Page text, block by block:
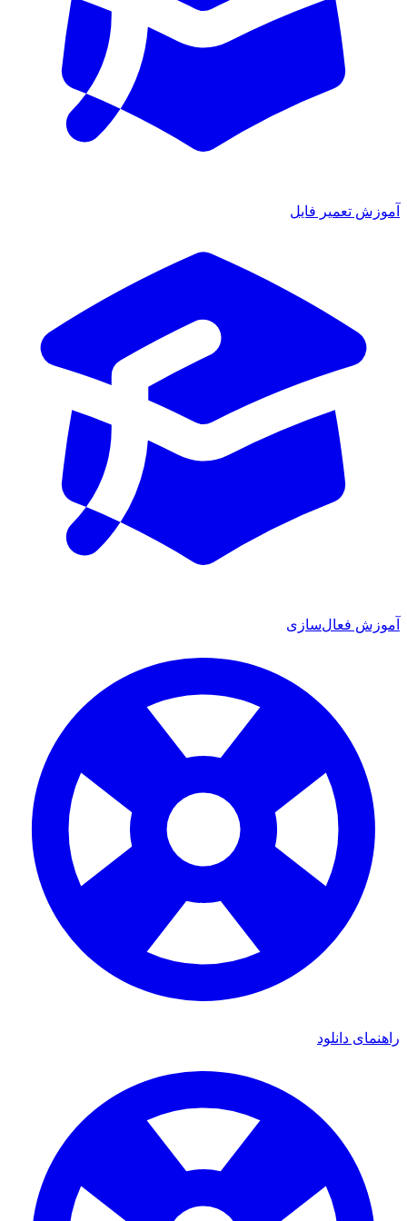
تعمیر فایل
فعال‌سازی
دانلود